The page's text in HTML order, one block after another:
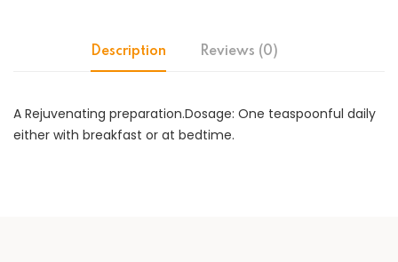
Description Reviews (0)
A Rejuvenating preparation.Dosage: One teaspoonful daily
either with breakfast or at bedtime.